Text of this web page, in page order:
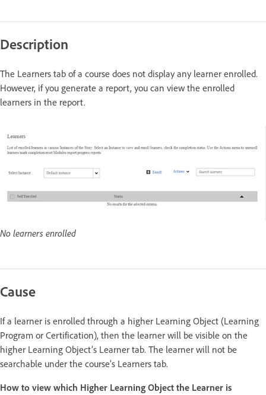
Description
The Learners tab of a course does not display any learner enrolled.
However, if you generate a report, you can view the enrolled
learners in the report.
No learners enrolled
Cause
If a learner is enrolled through a higher Learning Object (Learning
Program or Certification), then the learner will be visible on the
higher Learning Object’s Learner tab. The learner will not be
searchable under the course’s Learners tab.
How to view which Higher Learning Object the Learner is